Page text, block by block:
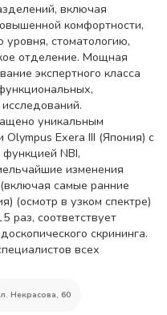
включая
комфортности,
уровня, стоматологию,
отделение. Мощная
экспертного класса
уникальным
Exera III (Япония) с
NBI,
изменения
самые ранние
(осмотр в узком спектре)
раз, соответствует
скрининга.
всех
Некрасова, 60